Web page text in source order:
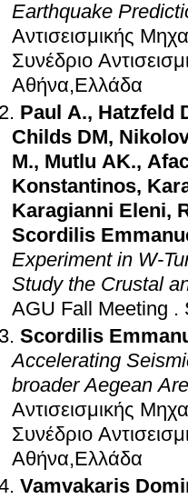
Earthquake
Αντισεισμικής
Συνέδριο
Αθήνα,Ελλάδα
Paul A., Hatzfeld
Childs DM,
M., Mutlu AK.,
Konstantinos,
Karagianni Eleni,
Scordilis
Experiment in W-
Study the Crustal
AGU Fall Meeting .
Scordilis
Accelerating
broader Aegean
Αντισεισμικής
Συνέδριο
Αθήνα,Ελλάδα
Vamvakaris